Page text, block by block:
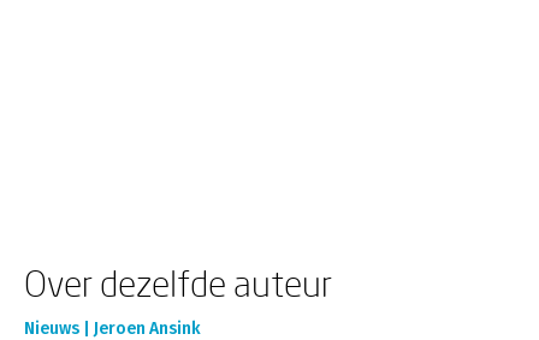
Over dezelfde auteur
Nieuws | Jeroen Ansink